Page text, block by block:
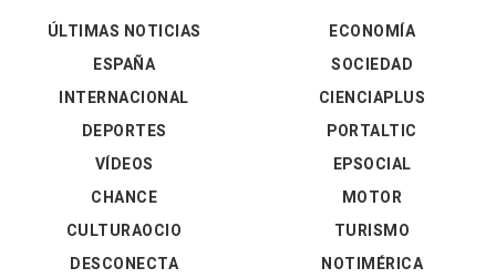
ÚLTIMAS NOTICIAS
ESPAÑA
INTERNACIONAL
DEPORTES
VÍDEOS
ECONOMÍA
SOCIEDAD
CIENCIAPLUS
PORTALTIC
EPSOCIAL
CHANCE
CULTURAOCIO
DESCONECTA
MOTOR
TURISMO
NOTIMÉRICA